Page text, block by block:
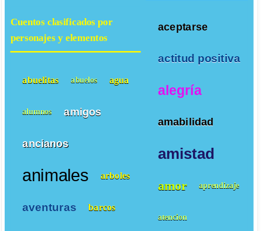
aceptarse
actitud positiva
alegría
amabilidad
amistad
amor aprendizaje
atencion
Cuentos clasificados por
personajes y elementos
abuelitas abuelos agua
alumnos amigos
ancianos
animales arboles
aventuras barcos